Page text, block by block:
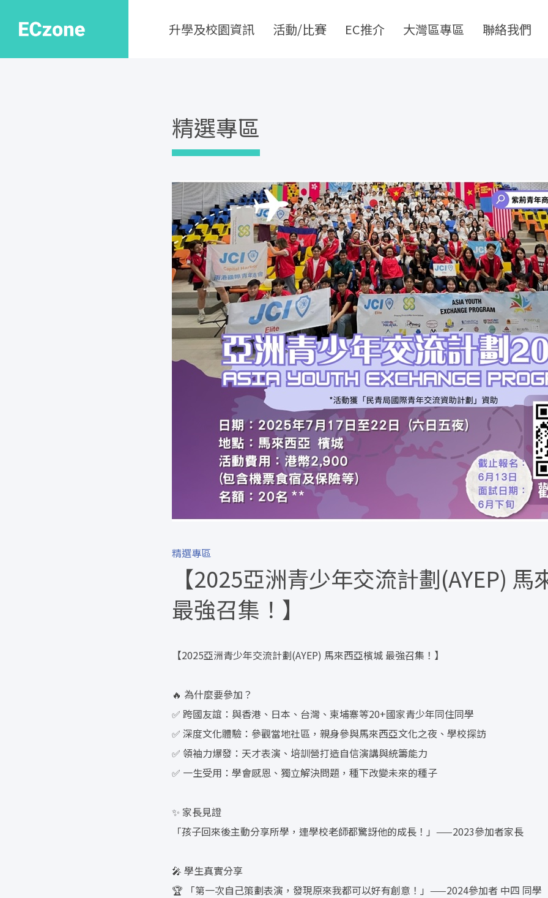
升學及校園資訊 活動/比賽 EC推介 大灣區專區 聯絡我們
精選專區
精選專區
【2025亞洲青少年交流計劃(AYEP) 馬
最強召集！】
【2025亞洲青少年交流計劃(AYEP) 馬來西亞檳城 最強召集！】
🔥 為什麼要參加？
✅ 跨國友誼：與香港、日本、台灣、柬埔寨等20+國家青少年同住同學
✅ 深度文化體驗：參觀當地社區，親身參與馬來西亞文化之夜、學校探訪
✅ 領袖力爆發：天才表演、培訓營打造自信演講與統籌能力
✅ 一生受用：學會感恩、獨立解決問題，種下改變未來的種子
✨ 家長見證
「孩子回來後主動分享所學，連學校老師都驚訝他的成長！」——2023參加者家長
🎤 學生真實分享
🏆 「第一次自己策劃表演，發現原來我都可以好有創意！」——2024參加者 中四 同學